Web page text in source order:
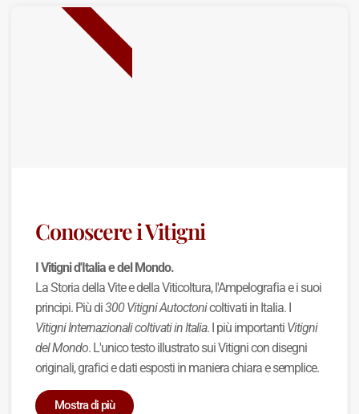
Conoscere i Vitigni
I Vitigni d'Italia e del Mondo.
La Storia della Vite e della Viticoltura, l'Ampelografia e i suoi
principi. Più di300 Vitigni Autoctonicoltivati in Italia. I
Vitigni Internazionali coltivati in Italia. I più importanti Vitigni
del Mondo. L'unico testo illustrato sui Vitigni con disegni
originali, grafici e dati esposti in maniera chiara e semplice.
Mostra di più
NUOVA USCITA